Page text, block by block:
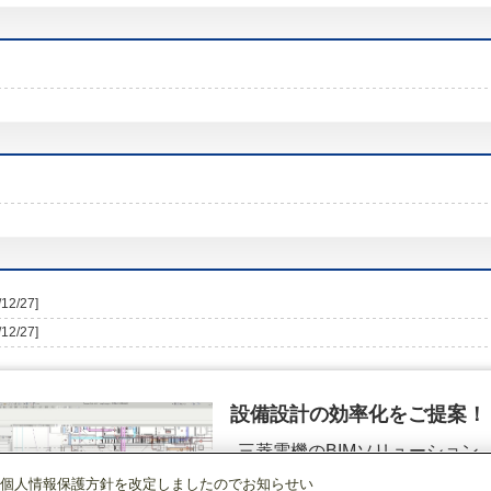
27]
27]
設備設計の効率化をご提案！
三菱電機のBIMソリューション
（空調.換気.照明）
人情報保護方針を改定しましたのでお知らせい